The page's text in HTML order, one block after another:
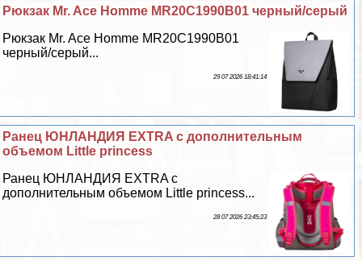
Рюкзак Mr. Ace Homme MR20C1990B01 черный/серый
Рюкзак Mr. Ace Homme MR20C1990B01
черный/серый...
29 07 2026 18:41:14
Ранец ЮНЛАНДИЯ EXTRA с дополнительным
объемом Little princess
Ранец ЮНЛАНДИЯ EXTRA с
дополнительным объемом Little princess...
28 07 2026 23:45:23